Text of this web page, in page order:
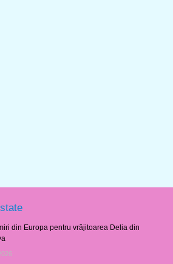
din Europa pentru vrăjitoarea Delia din